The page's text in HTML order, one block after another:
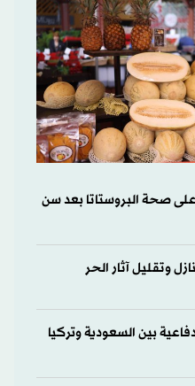
صحة البروستاتا بعد سن
وتقليل آثار الحر
بين السعودية وتركيا